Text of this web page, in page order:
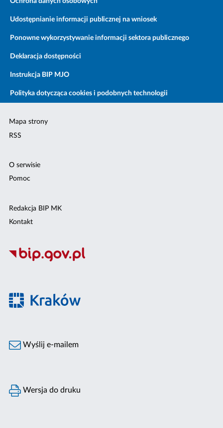
Udostępnianie informacji publicznej na wniosek
Ponowne wykorzystywanie informacji sektora publicznego
Deklaracja dostępności
Instrukcja BIP MJO
Polityka dotycząca cookies i podobnych technologii
Mapa strony
RSS
O serwisie
Pomoc
Redakcja BIP MK
Kontakt
Wyślij e-mailem
Wersja do druku